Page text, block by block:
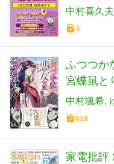
赤シート
テキスト
中村喜久夫
4
ふつつか
宮蝶鼠と
中村颯希
618
家電批